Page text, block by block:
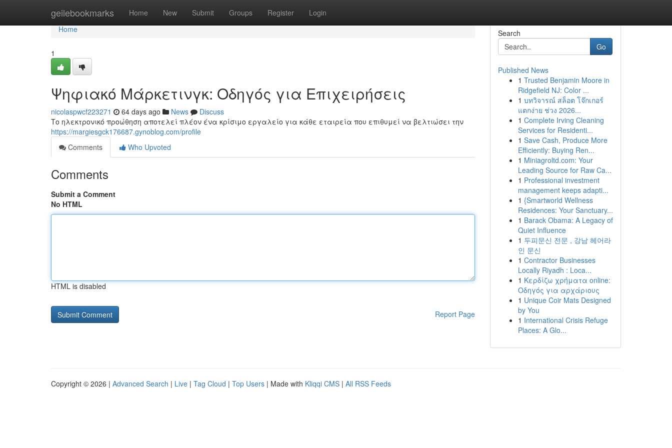
geilebookmarks Home New Submit Groups Register Login
Home
Home
1
Ψηφιακό Μάρκετινγκ: Οδηγός για Επιχειρήσεις
nicolaspwcf223271 64 days ago News
Discuss
Το ηλεκτρονικό προώθηση αποτελεί πλέον ένα κρίσιμο εργαλείο για κάθε εταιρεία που επιθυμεί να βελτιώσει την
https://margiesgck176687.gynoblog.com/profile
Comments
Who Upvoted
Comments
Submit a Comment
No HTML
HTML is disabled
Report Page
Search
Go
Published News
1 Trusted Benjamin Moore in
Ridgefield NJ: Color ...
1 บทวิจารณ์ สล็อต โจ๊กเกอร์
แตกง่าย ช่วง 2026...
1 Complete Irving Cleaning
Services for Residenti...
1 Save Cash, Produce More
Efficiently: Buying Ren...
1 Miniagroltd.com: Your
Leading Source for Raw Ca...
1 Professional investment
management keeps adapti...
1 {Smartworld Wellness
Residences: Your Sanctuary...
1 Barack Obama: A Legacy of
Quiet Influence
1 두피문신 전문 , 강남 헤어라
인 문신
1 Contractor Businesses
Locally Riyadh : Loca...
1 Κερδίζω χρήματα online:
Οδηγός για αρχάριους
1 Unique Coir Mats Designed
by You
1 International Crisis Refuge
Places: A Glo...
Copyright © 2026 | Advanced Search | Live | Tag Cloud | Top Users | Made with Kliqqi CMS | All RSS Feeds